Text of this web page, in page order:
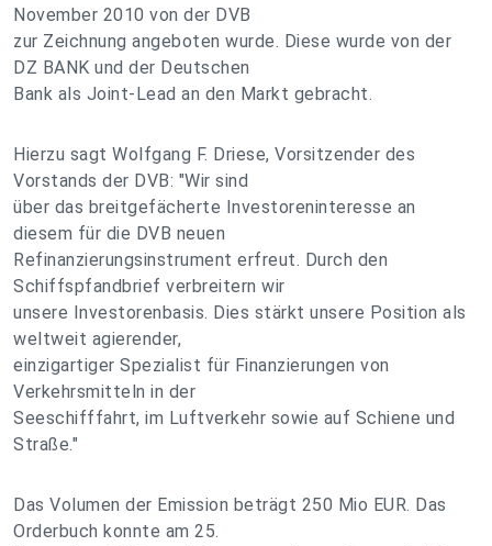
November 2010 von der DVB
zur Zeichnung angeboten wurde. Diese wurde von der
DZ BANK und der Deutschen
Bank als Joint-Lead an den Markt gebracht.
Hierzu sagt Wolfgang F. Driese, Vorsitzender des
Vorstands der DVB: "Wir sind
über das breitgefächerte Investoreninteresse an
diesem für die DVB neuen
Refinanzierungsinstrument erfreut. Durch den
Schiffspfandbrief verbreitern wir
unsere Investorenbasis. Dies stärkt unsere Position als
weltweit agierender,
einzigartiger Spezialist für Finanzierungen von
Verkehrsmitteln in der
Seeschifffahrt, im Luftverkehr sowie auf Schiene und
Straße."
Das Volumen der Emission beträgt 250 Mio EUR. Das
Orderbuch konnte am 25.